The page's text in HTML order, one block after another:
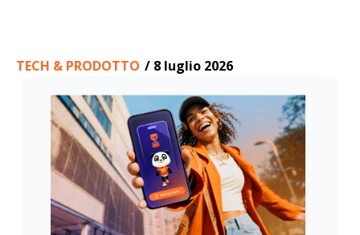
TECH & PRODOTTO / 8 luglio 2026